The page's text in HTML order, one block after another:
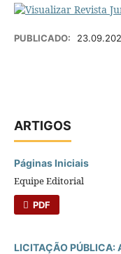
PUBLICADO:
ARTIGOS
Páginas Iniciais
Equipe Editorial
PDF
LICITAÇÃO PÚBLICA: